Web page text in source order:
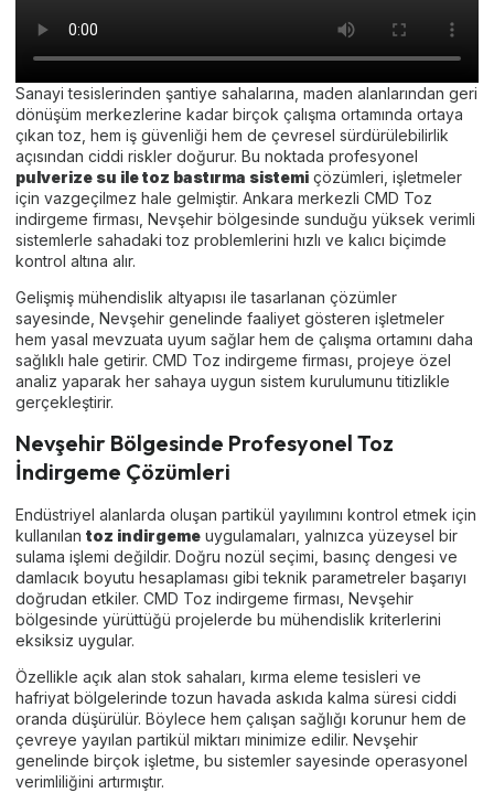
Sanayi tesislerinden şantiye sahalarına, maden alanlarından geri
dönüşüm merkezlerine kadar birçok çalışma ortamında ortaya
çıkan toz, hem iş güvenliği hem de çevresel sürdürülebilirlik
açısından ciddi riskler doğurur. Bu noktada profesyonel
pulverize su ile toz bastırma sistemi çözümleri, işletmeler
için vazgeçilmez hale gelmiştir. Ankara merkezli CMD Toz
indirgeme firması, Nevşehir bölgesinde sunduğu yüksek verimli
sistemlerle sahadaki toz problemlerini hızlı ve kalıcı biçimde
kontrol altına alır.
Gelişmiş mühendislik altyapısı ile tasarlanan çözümler
sayesinde, Nevşehir genelinde faaliyet gösteren işletmeler
hem yasal mevzuata uyum sağlar hem de çalışma ortamını daha
sağlıklı hale getirir. CMD Toz indirgeme firması, projeye özel
analiz yaparak her sahaya uygun sistem kurulumunu titizlikle
gerçekleştirir.
Nevşehir Bölgesinde Profesyonel Toz
İndirgeme Çözümleri
Endüstriyel alanlarda oluşan partikül yayılımını kontrol etmek için
kullanılan toz indirgeme uygulamaları, yalnızca yüzeysel bir
sulama işlemi değildir. Doğru nozül seçimi, basınç dengesi ve
damlacık boyutu hesaplaması gibi teknik parametreler başarıyı
doğrudan etkiler. CMD Toz indirgeme firması, Nevşehir
bölgesinde yürüttüğü projelerde bu mühendislik kriterlerini
eksiksiz uygular.
Özellikle açık alan stok sahaları, kırma eleme tesisleri ve
hafriyat bölgelerinde tozun havada askıda kalma süresi ciddi
oranda düşürülür. Böylece hem çalışan sağlığı korunur hem de
çevreye yayılan partikül miktarı minimize edilir. Nevşehir
genelinde birçok işletme, bu sistemler sayesinde operasyonel
verimliliğini artırmıştır.